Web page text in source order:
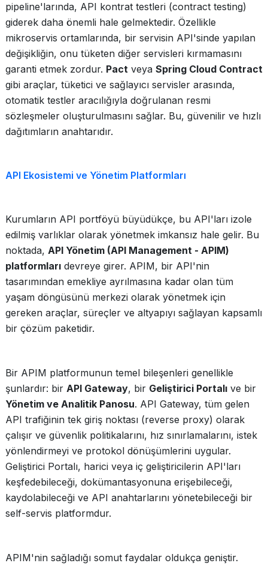
pipeline'larında, API kontrat testleri (contract testing)
giderek daha önemli hale gelmektedir. Özellikle
mikroservis ortamlarında, bir servisin API'sinde yapılan
değişikliğin, onu tüketen diğer servisleri kırmamasını
garanti etmek zordur. Pact veya Spring Cloud Contract
gibi araçlar, tüketici ve sağlayıcı servisler arasında,
otomatik testler aracılığıyla doğrulanan resmi
sözleşmeler oluşturulmasını sağlar. Bu, güvenilir ve hızlı
dağıtımların anahtarıdır.
API Ekosistemi ve Yönetim Platformları
Kurumların API portföyü büyüdükçe, bu API'ları izole
edilmiş varlıklar olarak yönetmek imkansız hale gelir. Bu
noktada, API Yönetim (API Management - APIM)
platformları devreye girer. APIM, bir API'nin
tasarımından emekliye ayrılmasına kadar olan tüm
yaşam döngüsünü merkezi olarak yönetmek için
gereken araçlar, süreçler ve altyapıyı sağlayan kapsamlı
bir çözüm paketidir.
Bir APIM platformunun temel bileşenleri genellikle
şunlardır: bir API Gateway, bir Geliştirici Portalı ve bir
Yönetim ve Analitik Panosu. API Gateway, tüm gelen
API trafiğinin tek giriş noktası (reverse proxy) olarak
çalışır ve güvenlik politikalarını, hız sınırlamalarını, istek
yönlendirmeyi ve protokol dönüşümlerini uygular.
Geliştirici Portalı, harici veya iç geliştiricilerin API'ları
keşfedebileceği, dokümantasyonuna erişebileceği,
kaydolabileceği ve API anahtarlarını yönetebileceği bir
self-servis platformdur.
APIM'nin sağladığı somut faydalar oldukça geniştir.